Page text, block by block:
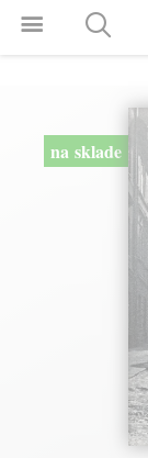
na sklade